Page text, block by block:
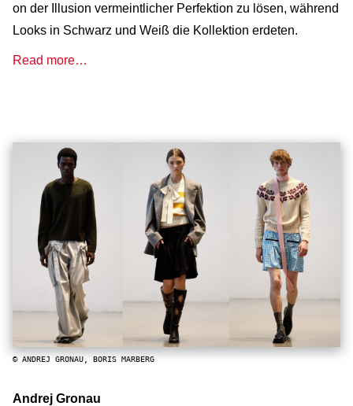
on der Illusion vermeintlicher Perfektion zu lösen, während
Looks in Schwarz und Weiß die Kollektion erdeten.
Read more…
© ANDREJ GRONAU, BORIS MARBERG
Andrej Gronau